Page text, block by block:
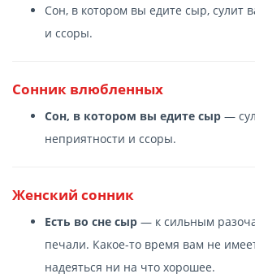
Сон, в котором вы едите сыр, сулит
и ссоры.
Сонник влюбленных
Сон, в котором вы едите сыр —
неприятности и ссоры.
Женский сонник
Есть во сне сыр — к сильным
печали. Какое-то время вам не
надеяться ни на что хорошее.